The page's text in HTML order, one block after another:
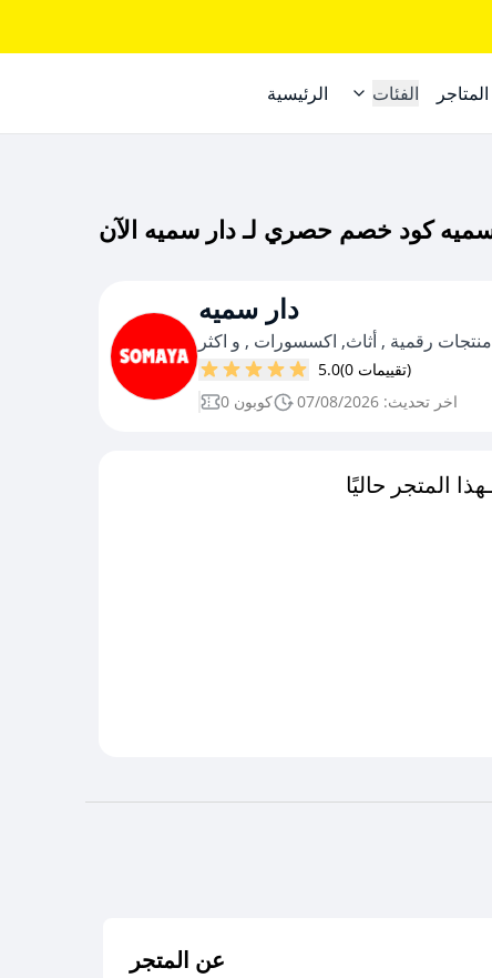
الرئيسية الفئات المتاجر
دار سميه
منتجات رقمية , أثاث, اكسسورات , و اكثر
5.0
(0 تقييمات)
0 كوبون
اخر تحديث: 07/08/2026
عن المتجر